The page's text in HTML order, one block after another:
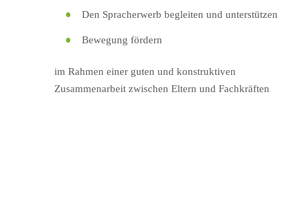
Den Spracherwerb begleiten und unterstützen
Bewegung fördern
im Rahmen einer guten und konstruktiven
Zusammenarbeit zwischen Eltern und Fachkräften